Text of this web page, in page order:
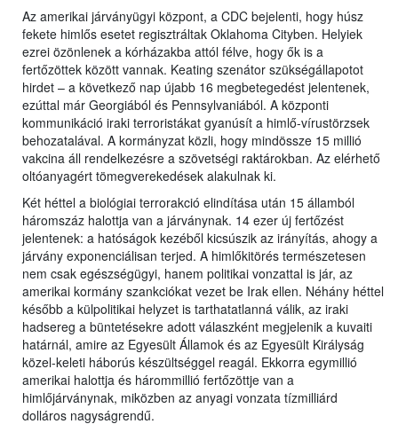
Az amerikai járványügyi központ, a CDC bejelenti, hogy húsz
fekete himlős esetet regisztráltak Oklahoma Cityben. Helyiek
ezrei özönlenek a kórházakba attól félve, hogy ők is a
fertőzöttek között vannak. Keating szenátor szükségállapotot
hirdet – a következő nap újabb 16 megbetegedést jelentenek,
ezúttal már Georgiából és Pennsylvaniából. A központi
kommunikáció iraki terroristákat gyanúsít a himlő-vírustörzsek
behozatalával. A kormányzat közli, hogy mindössze 15 millió
vakcina áll rendelkezésre a szövetségi raktárokban. Az elérhető
oltóanyagért tömegverekedések alakulnak ki.
Két héttel a biológiai terrorakció elindítása után 15 államból
háromszáz halottja van a járványnak. 14 ezer új fertőzést
jelentenek: a hatóságok kezéből kicsúszik az irányítás, ahogy a
járvány exponenciálisan terjed. A himlőkitörés természetesen
nem csak egészségügyi, hanem politikai vonzattal is jár, az
amerikai kormány szankciókat vezet be Irak ellen. Néhány héttel
később a külpolitikai helyzet is tarthatatlanná válik, az iraki
hadsereg a büntetésekre adott válaszként megjelenik a kuvaiti
határnál, amire az Egyesült Államok és az Egyesült Királyság
közel-keleti háborús készültséggel reagál. Ekkorra egymillió
amerikai halottja és hárommillió fertőzöttje van a
himlőjárványnak, miközben az anyagi vonzata tízmilliárd
dolláros nagyságrendű.